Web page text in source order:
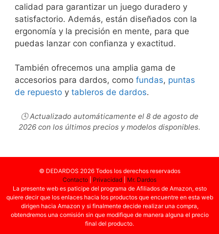
calidad para garantizar un juego duradero y
satisfactorio. Además, están diseñados con la
ergonomía y la precisión en mente, para que
puedas lanzar con confianza y exactitud.
También ofrecemos una amplia gama de
accesorios para dardos, como fundas, puntas
de repuesto y tableros de dardos.
🕓 Actualizado automáticamente el 8 de agosto de
2026 con los últimos precios y modelos disponibles.
© DEDARDOS 2026 Todos los derechos reservados
Contacto
Privacidad
Mr. Dardos
La presente web es paticipe del programa de Afiliados de Amazon, esto
quiere decir que los enlaces hacia los productos que encuentre en esta web
dirigen hacia Amazon y si finalmente decide realizar una compra,
obtendremos una comisión sin que modifique de manera alguna el precio
final del producto.